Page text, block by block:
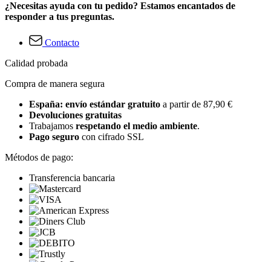
¿Necesitas ayuda con tu pedido? Estamos encantados de
responder a tus preguntas.
Contacto
Calidad probada
Compra de manera segura
España: envío estándar gratuito a partir de 87,90 €
Devoluciones gratuitas
Trabajamos respetando el medio ambiente.
Pago seguro con cifrado SSL
Métodos de pago:
Transferencia bancaria